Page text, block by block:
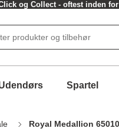
og Collect - oftest inden
Spartel
Royal Medallion